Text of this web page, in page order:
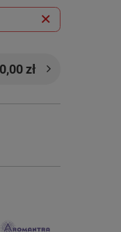
0,00 zł